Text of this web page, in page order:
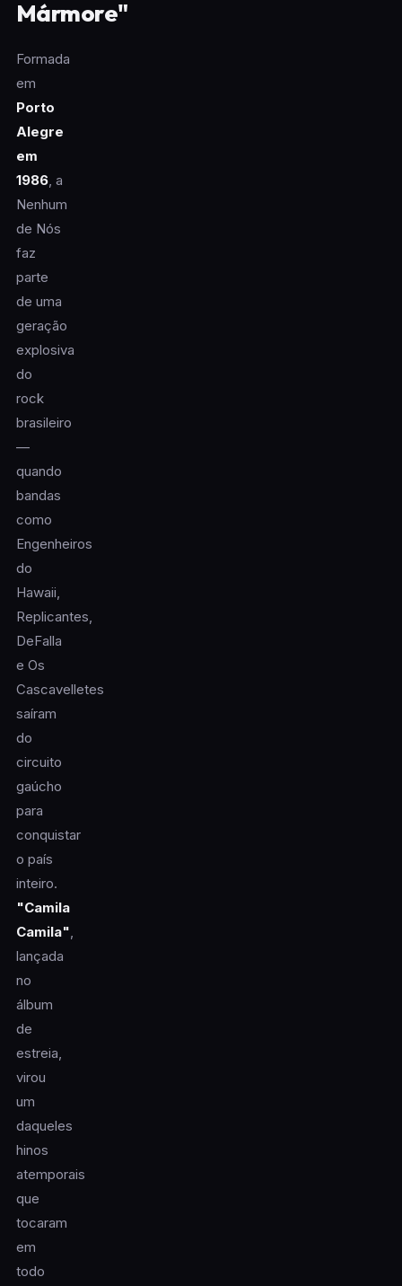
Mármore"
Formada
em
Porto
Alegre
em
1986, a
Nenhum
de Nós
faz
parte
de uma
geração
explosiva
do
rock
brasileiro
—
quando
bandas
como
Engenheiros
do
Hawaii,
Replicantes,
DeFalla
e Os
Cascavelletes
saíram
do
circuito
gaúcho
para
conquistar
o país
inteiro.
"Camila
Camila",
lançada
no
álbum
de
estreia,
virou
um
daqueles
hinos
atemporais
que
tocaram
em
todo